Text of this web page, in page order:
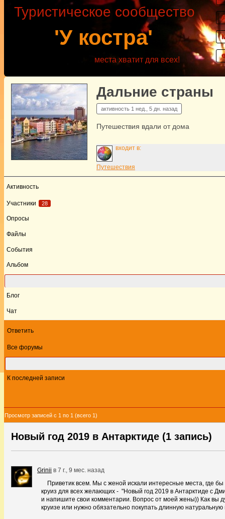
'У костра'
Туристическое сообщество
места хватит для всех!
Дальние страны
активность 1 нед., 5 дн. назад
Путешествия вдали от дома
входит в:
Путешествия
Активность
Участники 28
Опросы
Файлы
События
Альбом
Блог
Чат
Ответить
Все форумы
К последней записи
Просмотр записей с 1 по 1 (всего 1)
Новый год 2019 в Антарктиде (1 запись)
Grinii в 7 г., 9 мес. назад
Приветик всем. Мы с женой искали интересные места, где
круиз для всех желающих - "Новый год 2019 в Антарктиде с
и напишите свои комментарии. Вопрос от моей жены)) Как вы
круизе или нужно обязательно покупать длинную